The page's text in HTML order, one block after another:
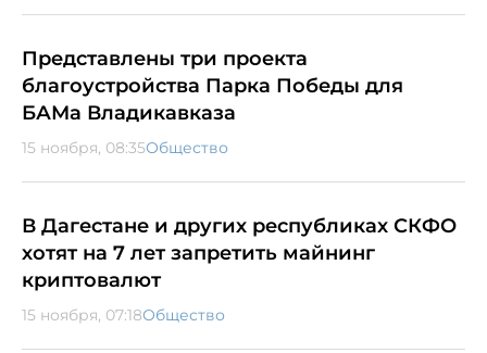
Представлены три проекта
благоустройства Парка Победы для
БАМа Владикавказа
15 ноября, 08:35Общество
В Дагестане и других республиках СКФО
хотят на 7 лет запретить майнинг
криптовалют
15 ноября, 07:18Общество